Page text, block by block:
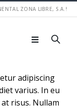
ZONA LIBRE, S.A.!
adipiscing
varius. In eu
risus. Nullam